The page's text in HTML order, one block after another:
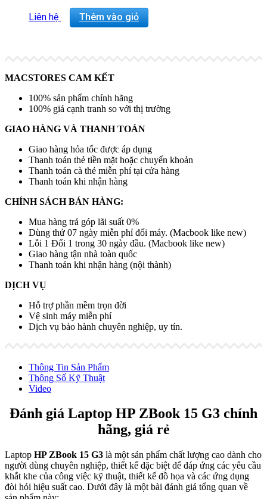
Trọng lượng: 2.6Kg
Liên hệ Thêm vào giỏ
MACSTORES CAM KẾT
100% sản phẩm chính hãng
100% giá cạnh tranh so với thị trường
GIAO HÀNG VÀ THANH TOÁN
Giao hàng hỏa tốc được áp dụng
Thanh toán thẻ tiền mặt hoặc chuyển khoản
Thanh toán cà thẻ miễn phí tại cửa hàng
Thanh toán khi nhận hàng
CHÍNH SÁCH BÁN HÀNG:
Mua hàng trả góp lãi suất 0%
Dùng thử 07 ngày miễn phí đổi máy. (Macbook like new)
Lỗi 1 Đổi 1 trong 30 ngày đầu. (Macbook like new)
Giao hàng tận nhà toàn quốc
Thanh toán khi nhận hàng (nội thành)
DỊCH VỤ
Hỗ trợ phần mềm trọn đời
Vệ sinh máy miễn phí
Dịch vụ bảo hành chuyên nghiệp, uy tín.
Thông Tin Sản Phẩm
Thông Số Kỹ Thuật
Video
Đánh giá Laptop HP ZBook 15 G3 chính
hãng, giá rẻ
Laptop HP ZBook 15 G3 là một sản phẩm chất lượng cao dành cho
người dùng chuyên nghiệp, thiết kế đặc biệt để đáp ứng các yêu cầu
khắt khe của công việc kỹ thuật, thiết kế đồ họa và các ứng dụng
đòi hỏi hiệu suất cao. Dưới đây là một bài đánh giá tổng quan về